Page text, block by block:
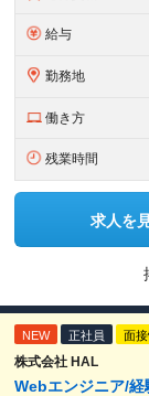
給与
勤務地
働き方
残業時間
求人を
NEW 正社員 面
株式会社 HAL
Webエンジニア/